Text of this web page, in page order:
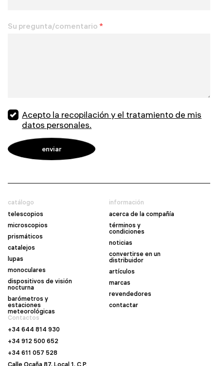
Su pregunta/comentario *
Acepto la recopilación y el tratamiento de mis
datos personales.
catálogo
telescopios
microscopios
prismáticos
catalejos
lupas
monoculares
dispositivos de visión
nocturna
barómetros y
estaciones
meteorológicas
información
acerca de la compañía
términos y
condiciones
noticias
convertirse en un
distribuidor
artículos
marcas
revendedores
contactar
Contactos
+34 644 814 930
+34 912 500 652
+34 611 057 528
Calle Ocaña 87, Local 1, C.P.